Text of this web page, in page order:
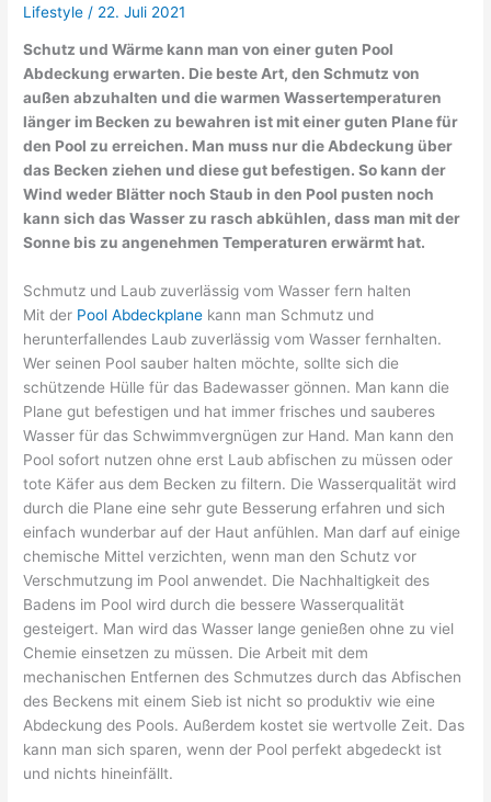
Lifestyle / 22. Juli 2021
Schutz und Wärme kann man von einer guten Pool
Abdeckung erwarten. Die beste Art, den Schmutz von
außen abzuhalten und die warmen Wassertemperaturen
länger im Becken zu bewahren ist mit einer guten Plane für
den Pool zu erreichen. Man muss nur die Abdeckung über
das Becken ziehen und diese gut befestigen. So kann der
Wind weder Blätter noch Staub in den Pool pusten noch
kann sich das Wasser zu rasch abkühlen, dass man mit der
Sonne bis zu angenehmen Temperaturen erwärmt hat.
Schmutz und Laub zuverlässig vom Wasser fern halten
Mit der Pool Abdeckplane kann man Schmutz und
herunterfallendes Laub zuverlässig vom Wasser fernhalten.
Wer seinen Pool sauber halten möchte, sollte sich die
schützende Hülle für das Badewasser gönnen. Man kann die
Plane gut befestigen und hat immer frisches und sauberes
Wasser für das Schwimmvergnügen zur Hand. Man kann den
Pool sofort nutzen ohne erst Laub abfischen zu müssen oder
tote Käfer aus dem Becken zu filtern. Die Wasserqualität wird
durch die Plane eine sehr gute Besserung erfahren und sich
einfach wunderbar auf der Haut anfühlen. Man darf auf einige
chemische Mittel verzichten, wenn man den Schutz vor
Verschmutzung im Pool anwendet. Die Nachhaltigkeit des
Badens im Pool wird durch die bessere Wasserqualität
gesteigert. Man wird das Wasser lange genießen ohne zu viel
Chemie einsetzen zu müssen. Die Arbeit mit dem
mechanischen Entfernen des Schmutzes durch das Abfischen
des Beckens mit einem Sieb ist nicht so produktiv wie eine
Abdeckung des Pools. Außerdem kostet sie wertvolle Zeit. Das
kann man sich sparen, wenn der Pool perfekt abgedeckt ist
und nichts hineinfällt.